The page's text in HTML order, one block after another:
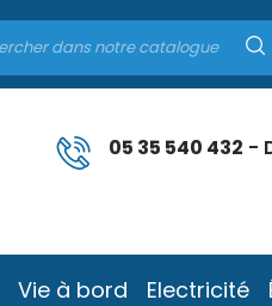
05 35 540 432 -
Vie à bord Electricité